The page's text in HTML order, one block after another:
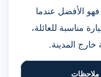
الأفضل عندما
مناسبة للعائلة،
المدينة.
ملاحظات